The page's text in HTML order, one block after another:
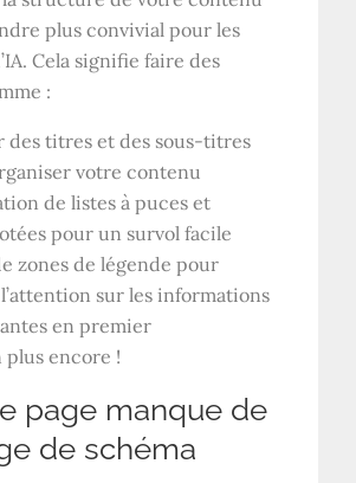
plus convivial pour les
Cela signifie faire des
:
des titres et des sous-titres
votre contenu
de listes à puces et
pour un survol facile
zones de légende pour
sur les informations
en premier
plus encore !
page manque de
de schéma